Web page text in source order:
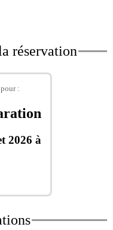
réservation
:
2026 à